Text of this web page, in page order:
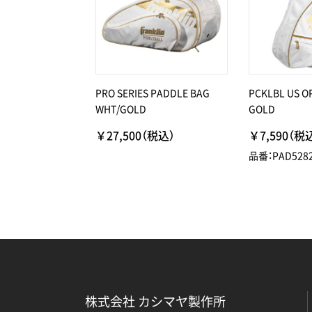
PRO SERIES PADDLE BAG
WHT/GOLD
￥27,500（税込）
PCKLBL US
GOLD
￥7,590（税
品番：
株式会社 カシマヤ製作所